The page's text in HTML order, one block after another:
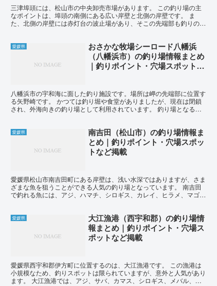
三津埠頭には、松山市の中央卸売市場があります。 この釣り場の主
なポイントは、埠頭の南側にある広い岸壁と北側の岸壁です。 ま
た、北側の岸壁には赤灯台の波止場があり、そこの先端部も釣りのポ
愛媛県
おさかな牧場シーロード八幡浜
（八幡浜市）の釣り場情報まとめ
｜釣りポイント・穴場スポットな
八幡浜市の宇和海に面した釣り施設です。場所は岬の先端部に位置す
る矢野崎です。 かつては釣り堀や食堂がありましたが、現在は閉鎖
され、外海向きの釣り場として利用されています。 釣り場となるの
愛媛県
南吉田（松山市）の釣り場情報ま
とめ｜釣りポイント・穴場スポッ
トなど掲載
愛媛県松山市南吉田町にある岸壁は、浅い水深ではありますが、さま
ざまな魚を狙うことができる人気の釣り場となっています。 南吉田
で釣れる魚には、アジ、ハマチ、シロギス、カレイ、ヒラメ、マゴ
愛媛県
大江漁港（西宇和郡）の釣り場情
報まとめ｜釣りポイント・穴場ス
ポットなど掲載
愛媛県西宇和郡伊方町に位置するのは、大江漁港です。 この漁港は
小規模なため、釣りスポットは限られていますが、意外と人気があり
ます。 大江漁港では、アジ、サバ、カマス、シロギス、メバル、カ